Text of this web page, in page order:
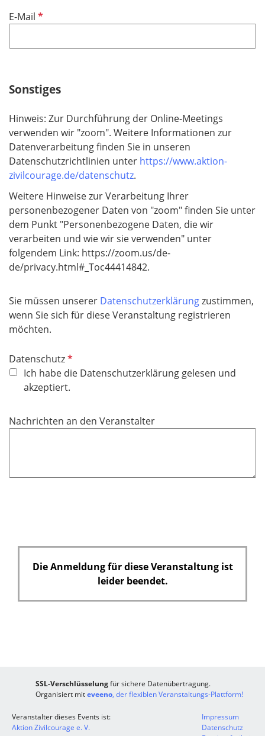
l
E-Mail P
h
f
e
l
d
Sonstiges
Hinweis: Zur Durchführung der Online-Meetings
verwenden wir "zoom". Weitere Informationen zur
Datenverarbeitung finden Sie in unseren
Datenschutzrichtlinien unter https://www.aktion-
zivilcourage.de/datenschutz.
Weitere Hinweise zur Verarbeitung Ihrer
personenbezogener Daten von "zoom" finden Sie unter
dem Punkt "Personenbezogene Daten, die wir
verarbeiten und wie wir sie verwenden" unter
folgendem Link: https://zoom.us/de-
de/privacy.html#_Toc44414842.
Sie müssen unserer Datenschutzerklärungzustimmen,
wenn Sie sich für diese Veranstaltung registrieren
möchten.
DatenschutzP
f
l
h
Ich habe die Datenschutzerklärung gelesen und
akzeptiert.
Nachrichten an den Veranstalter
Die Anmeldung für diese Veranstaltung ist
leider beendet.
SSL-Verschlüsselungfür sichere Datenübertragung.
Organisiert miteveeno, der flexiblen Veranstaltungs-Plattform!
Veranstalter dieses Events ist:
Aktion Zivilcourage e. V.
Impressum
Datenschutz